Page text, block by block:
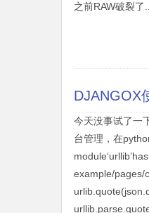
之前RAW破裂了...
DJANGOX
今天没事试了一
台管理，在
example/pages/